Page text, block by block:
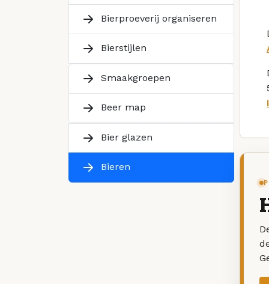
Bierproeverij organiseren
Bierstijlen
Smaakgroepen
Beer map
Bier glazen
Bieren